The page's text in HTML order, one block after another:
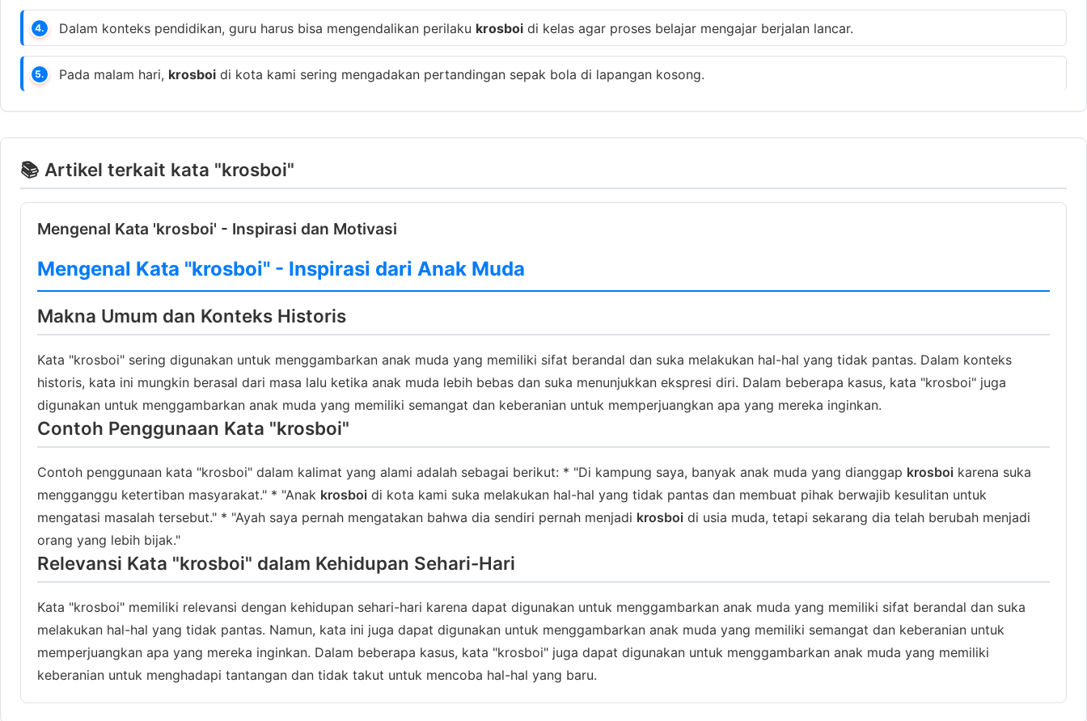
4. Dalam konteks pendidikan, guru harus bisa mengendalikan perilaku krosboi di kelas agar proses belajar mengajar berjalan lancar.
5. Pada malam hari, krosboi di kota kami sering mengadakan pertandingan sepak bola di lapangan kosong.
📚 Artikel terkait kata "krosboi"
Mengenal Kata 'krosboi' - Inspirasi dan Motivasi
Mengenal Kata "krosboi" - Inspirasi dari Anak Muda
Makna Umum dan Konteks Historis
Kata "krosboi" sering digunakan untuk menggambarkan anak muda yang memiliki sifat berandal dan suka melakukan hal-hal yang tidak pantas. Dalam konteks
historis, kata ini mungkin berasal dari masa lalu ketika anak muda lebih bebas dan suka menunjukkan ekspresi diri. Dalam beberapa kasus, kata "krosboi" juga
digunakan untuk menggambarkan anak muda yang memiliki semangat dan keberanian untuk memperjuangkan apa yang mereka inginkan.
Contoh Penggunaan Kata "krosboi"
Contoh penggunaan kata "krosboi" dalam kalimat yang alami adalah sebagai berikut: * "Di kampung saya, banyak anak muda yang dianggap krosboi karena suka
mengganggu ketertiban masyarakat." * "Anak krosboi di kota kami suka melakukan hal-hal yang tidak pantas dan membuat pihak berwajib kesulitan untuk
mengatasi masalah tersebut." * "Ayah saya pernah mengatakan bahwa dia sendiri pernah menjadi krosboi di usia muda, tetapi sekarang dia telah berubah menjadi
orang yang lebih bijak."
Relevansi Kata "krosboi" dalam Kehidupan Sehari-Hari
Kata "krosboi" memiliki relevansi dengan kehidupan sehari-hari karena dapat digunakan untuk menggambarkan anak muda yang memiliki sifat berandal dan suka
melakukan hal-hal yang tidak pantas. Namun, kata ini juga dapat digunakan untuk menggambarkan anak muda yang memiliki semangat dan keberanian untuk
memperjuangkan apa yang mereka inginkan. Dalam beberapa kasus, kata "krosboi" juga dapat digunakan untuk menggambarkan anak muda yang memiliki
keberanian untuk menghadapi tantangan dan tidak takut untuk mencoba hal-hal yang baru.